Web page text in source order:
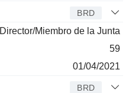
BRD
Director/Miembro de la Junta
59
01/04/2021
BRD